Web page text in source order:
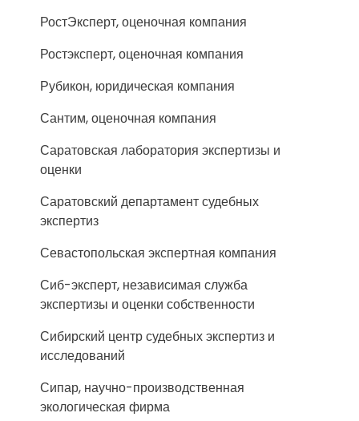
РостЭксперт, оценочная компания
Ростэксперт, оценочная компания
Рубикон, юридическая компания
Сантим, оценочная компания
Саратовская лаборатория экспертизы и
оценки
Саратовский департамент судебных
экспертиз
Севастопольская экспертная компания
Сиб-эксперт, независимая служба
экспертизы и оценки собственности
Сибирский центр судебных экспертиз и
исследований
Сипар, научно-производственная
экологическая фирма